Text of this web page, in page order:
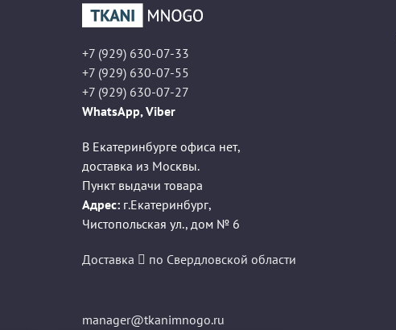
+7 (929) 630-07-33
+7 (929) 630-07-55
+7 (929) 630-07-27
WhatsApp, Viber
В Екатеринбурге офиса нет,
доставка из Москвы.
Пункт выдачи товара
Адрес: г.Екатеринбург,
Чистопольская ул., дом № 6
Доставка по Свердловской области
manager@tkanimnogo.ru